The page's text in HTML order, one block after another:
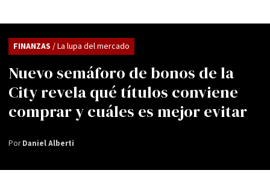
Nuevo semáforo de bonos de la
City revela qué títulos conviene
comprar y cuáles es mejor evitar
FINANZAS / La lupa del mercado
PorDaniel Alberti